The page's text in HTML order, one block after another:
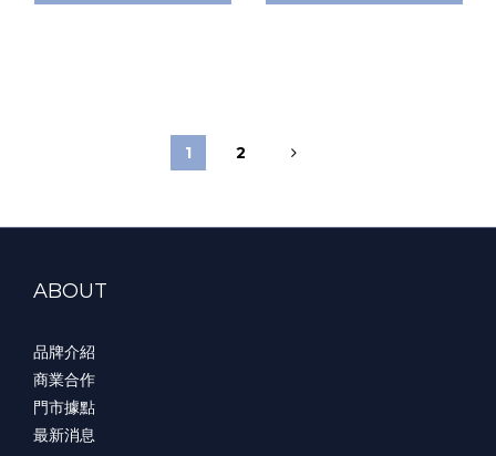
1 2
ABOUT
品牌介紹
商業合作
門市據點
最新消息